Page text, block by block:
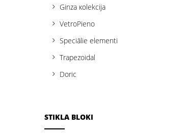
Ginza кolekcija
VetroPieno
Speciālie elementi
Trapezoidal
Doric
STIKLA BLOKI